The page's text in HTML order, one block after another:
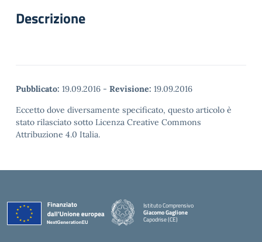
Descrizione
Pubblicato: 19.09.2016 - Revisione: 19.09.2016
Eccetto dove diversamente specificato, questo articolo è
stato rilasciato sotto Licenza Creative Commons
Attribuzione 4.0 Italia.
Istituto Comprensivo
Giacomo Gaglione
Capodrise (CE)
— Visita la pagina iniziale della scuola